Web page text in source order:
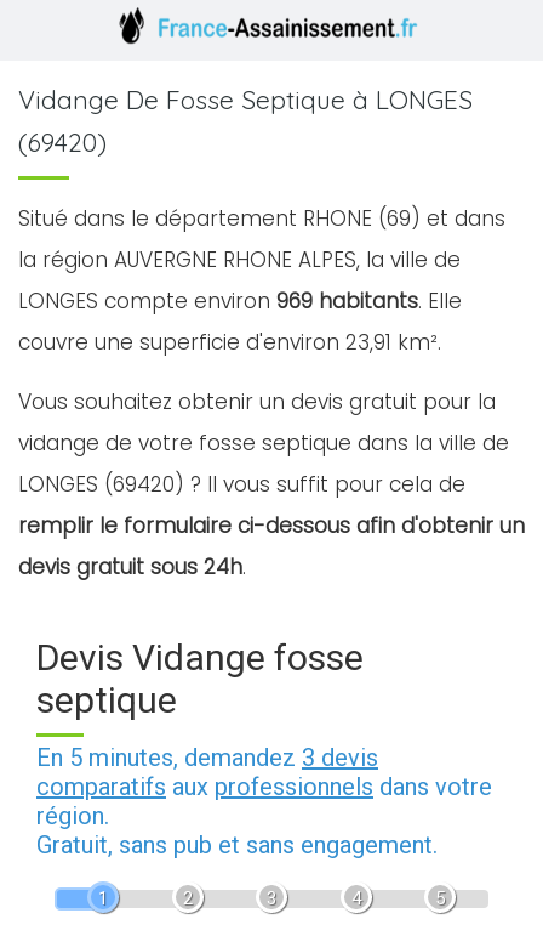
Vidange De Fosse Septique à LONGES
(69420)
Situé dans le département RHONE (69) et dans
la région AUVERGNE RHONE ALPES, la ville de
LONGES compte environ 969 habitants. Elle
couvre une superficie d'environ 23,91 km².
Vous souhaitez obtenir un devis gratuit pour la
vidange de votre fosse septique dans la ville de
LONGES (69420) ? Il vous suffit pour cela de
remplir le formulaire ci-dessous afin d'obtenir un
devis gratuit sous 24h.
Devis Vidange fosse
septique
En 5 minutes, demandez 3 devis
comparatifs aux professionnels dans votre
région.
Gratuit, sans pub et sans engagement.
1 2 3 4 5